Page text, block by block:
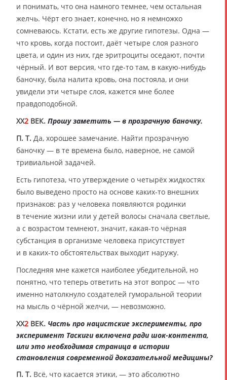
и понимать, что она намного темнее, чем остальная
желчь. Чёрт его знает, конечно, но я немножко
сомневаюсь. Кстати, есть же другие гипотезы. Одна —
что кровь, когда постоит, даёт четыре слоя разного
цвета, и один из них, где эритроциты оседают, почти
чёрный. И вот версия, что где-то там, в какую-нибудь
баночку, была налита кровь, она постояла, и они
увидели эти четыре слоя, кажется мне более
правдоподобной.
XX2 ВЕК. Прошу заметить — в прозрачную баночку.
П. Т. Да, хорошее замечание. Найти прозрачную
баночку — в те времена было, наверное, не самой
тривиальной задачей.
Есть гипотеза, что утверждение о четырёх жидкостях
было выведено просто на основе каких-то внешних
признаков: раз у человека появляются родинки
в течение жизни или у детей волосы сначала светлые,
а с возрастом темнеют, значит, какая-то чёрная
субстанция в организме человека присутствует
и в каких-то обстоятельствах выходит наружу.
Последняя мне кажется наиболее убедительной, но
понятно, что теперь ответить на этот вопрос — что
именно натолкнуло создателей гуморальной теории
на мысль о чёрной желчи, — невозможно.
XX2 ВЕК. Часть про нацистские эксперименты, про
эксперимент Таскиги включена ради шок-контента,
или это необходимая страница в истории
становления современной доказательной медицины?
П. Т. Всё, что касается этики, — это абсолютно